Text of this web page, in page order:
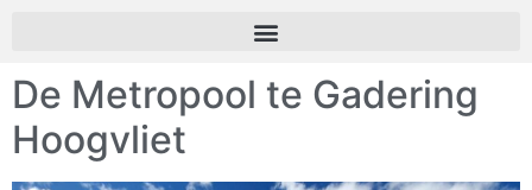
De Metropool te Gadering
Hoogvliet